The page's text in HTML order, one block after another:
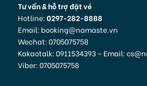
Tư vấn & hỗ trợ đặt vé
Hotline:0297-282-8888
Email: booking@namaste.vn
Wechat: 0705075758
Kakaotalk: 0911534393 – Email:
Viber: 0705075758